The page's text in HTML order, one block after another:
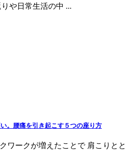
や日常生活の中 ...
。腰痛を引き起こす５つの座り方
ワークが増えたことで 肩こりとと